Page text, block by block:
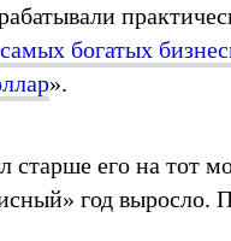
богатых
».
старше его на тот
год выросло.